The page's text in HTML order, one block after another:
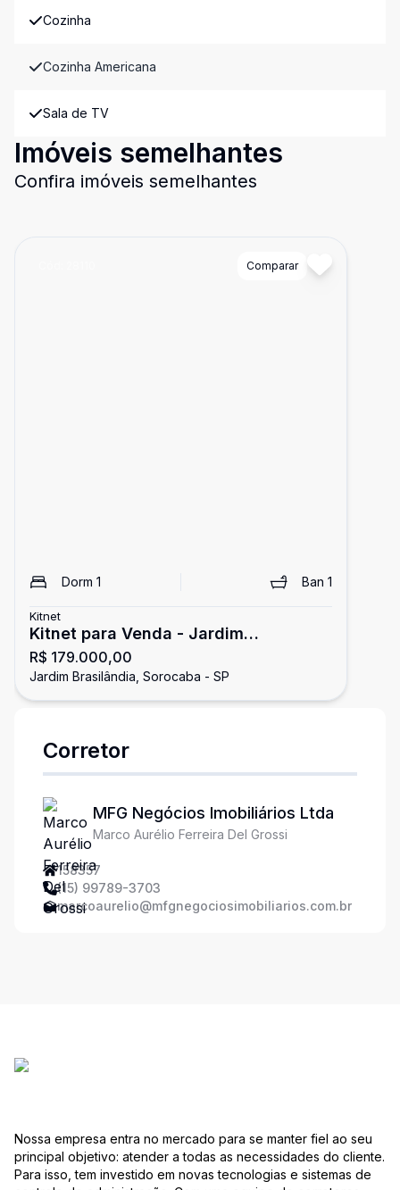
Cozinha
Cozinha Americana
Sala de TV
Imóveis semelhantes
Confira imóveis semelhantes
Comparar
Dorm 1 Ban 1
Kitnet
Kitnet para Venda - Jardim
Brasilândia - Sorocaba/SP
R$ 179.000,00
Jardim Brasilândia, Sorocaba - SP
Corretor
MFG Negócios Imobiliários Ltda
Marco Aurélio Ferreira Del Grossi
158357
(15) 99789-3703
marcoaurelio@mfgnegociosimobiliarios.com.br
Nossa empresa entra no mercado para se manter fiel ao seu
principal objetivo: atender a todas as necessidades do cliente.
Para isso, tem investido em novas tecnologias e sistemas de